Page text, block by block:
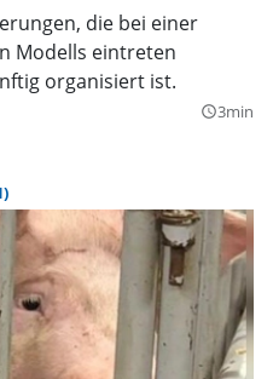
die bei einer
Modells eintreten
organisiert ist.
query_builder3min